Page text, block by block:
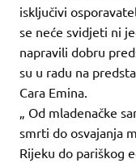
isključivi
se neće svidjeti ni
napravili dobru
su u radu na
Cara Emina.
„ Od mladenačke
smrti do osvajanja
Rijeku do pariškog